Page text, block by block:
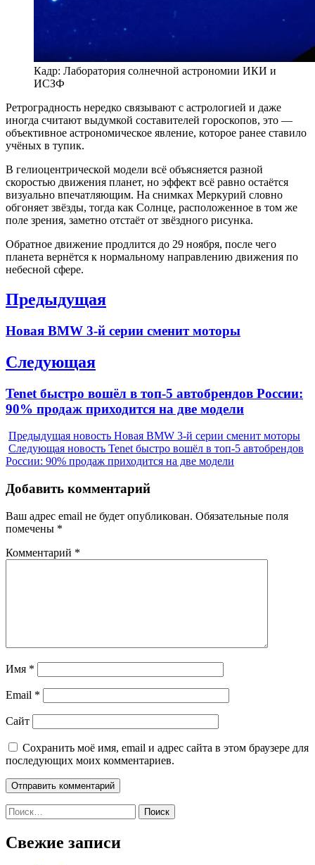
Кадр: Лаборатория солнечной астрономии ИКИ и
ИСЗФ
Ретроградность нередко связывают с астрологией и даже
иногда считают выдумкой составителей гороскопов, это —
объективное астрономическое явление, которое ранее ставило
учёных в тупик.
В гелиоцентрической модели всё объясняется разной
скоростью движения планет, но эффект всё равно остаётся
визуально впечатляющим. На снимках Меркурий словно
обгоняет звёзды, тогда как Солнце, расположенное в том же
поле зрения, заметно отстаёт от звёздного рисунка.
Обратное движение продлится до 29 ноября, после чего
планета вернётся к нормальному направлению движения по
небесной сфере.
Навигация
записям
Предыдущая
Previous
Новая BMW 3-й серии сменит моторы
Следующая
Next
post:
Tenet быстро вошёл в топ-5 автобрендов России:
90% продаж приходится на две модели
Предыдущая новость Новая BMW 3-й серии сменит моторы
Следующая новость Tenet быстро вошёл в топ-5 автобрендов
России: 90% продаж приходится на две модели
Добавить комментарий
Ваш адрес email не будет опубликован. Обязательные поля
помечены *
Комментарий *
Имя *
Email *
Сайт
Сохранить моё имя, email и адрес сайта в этом браузере для
последующих моих комментариев.
Найти:
Свежие записи